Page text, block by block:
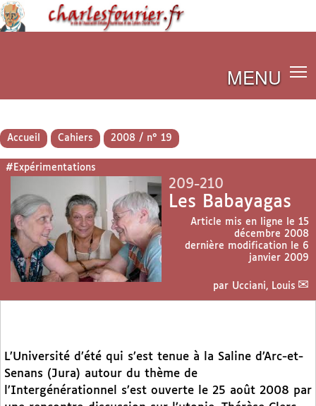
MENU
Accueil Cahiers 2008 / n° 19
#Expérimentations
209-210
Les Babayagas
Article mis en ligne le 15
décembre 2008
dernière modification le 6
janvier 2009
par Ucciani, Louis
L’Université d’été qui s’est tenue à la Saline d’Arc-et-
Senans (Jura) autour du thème de
l’Intergénérationnel s’est ouverte le 25 août 2008 par